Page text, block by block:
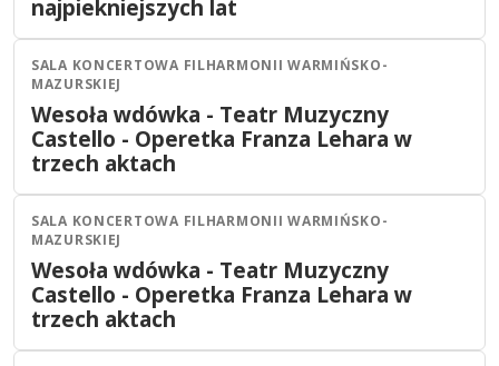
najpiekniejszych lat
Olsztyn Teatr
17 PAŹ
2026 15:00
SALA KONCERTOWA FILHARMONII WARMIŃSKO-
MAZURSKIEJ
Wesoła wdówka - Teatr Muzyczny
Castello - Operetka Franza Lehara w
trzech aktach
Olsztyn Teatr
17 PAŹ
2026 19:00
SALA KONCERTOWA FILHARMONII WARMIŃSKO-
MAZURSKIEJ
Wesoła wdówka - Teatr Muzyczny
Castello - Operetka Franza Lehara w
trzech aktach